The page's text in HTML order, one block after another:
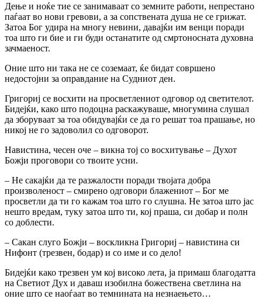
Дење и ноќе тие се занимаваат co земните работи, непрестано
паѓаат во нови гревови, а за сопствената душа не се грижат.
Затоа Бог удира на многу невини, давајќи им венци поради
тоа што ги бие и ги буди останатите од смртоносната духовна
зачмаеност.
Оние што ни така не се соземаат, ќе бидат совршено
недостојни за оправдание на Судниот ден.
Григориј се восхити на просветлениот одговор од светителот.
Бидејќи, како што подоцна раскажуваше, многумина слушал
да зборуваат за тоа обидувајќи се да го решат тоа прашање, но
никој не го задоволил co одговорот.
Навистина, чесен оче – викна тој co восхитување – Духот
Божји проговори co твоите усни.
– He сакајќи да те разжалости поради твојата добра
произволеност – смирено одговори блажениот – Бог ме
просветли да ти го кажам тоа што го слушна. He затоа што jac
нешто вредам, туку затоа што ти, кој праша, си добар и полн
co доблести.
– Сакан слуго Божји – воскликна Григориј – навистина си
Нифонт (трезвен, бодар) и co име и co дело!
Бидејќи како трезвен ум кој високо лета, ја примаш благодатта
на Светиот Дух и даваш изобилна божествена светлина на
оние што се наоѓаат во темнината на незнаењето…